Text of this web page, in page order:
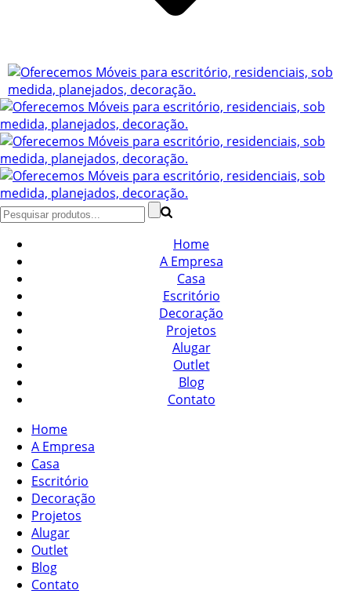
Home
A Empresa
Casa
Escritório
Decoração
Projetos
Alugar
Outlet
Blog
Contato
Home
A Empresa
Casa
Escritório
Decoração
Projetos
Alugar
Outlet
Blog
Contato